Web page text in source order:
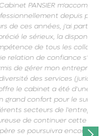
de 30 ans. Au
et la
. Une
établie et m'a
avec sérénité.
social ...)
grande aide et
global des
Je suis
collaboration qui
de nombreuses